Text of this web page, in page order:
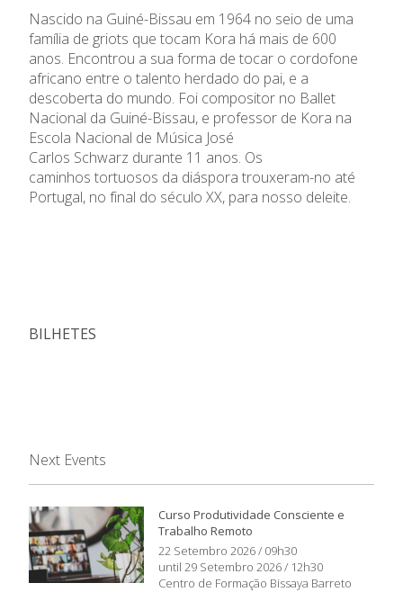
Nascido na Guiné-Bissau em 1964 no seio de uma
família de griots que tocam Kora há mais de 600
anos. Encontrou a sua forma de tocar o cordofone
africano entre o talento herdado do pai, e a
descoberta do mundo. Foi compositor no Ballet
Nacional da Guiné-Bissau, e professor de Kora na
Escola Nacional de Música José
Carlos Schwarz durante 11 anos. Os
caminhos tortuosos da diáspora trouxeram-no até
Portugal, no final do século XX, para nosso deleite.
BILHETES
Next Events
Curso Produtividade Consciente e
Trabalho Remoto
22 Setembro 2026 / 09h30
until 29 Setembro 2026 / 12h30
Centro de Formação Bissaya Barreto